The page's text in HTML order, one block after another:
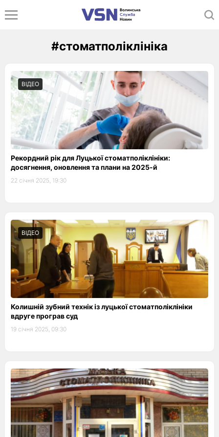
#стоматполіклініка
ВІДЕО
Рекордний рік для Луцької стоматполіклініки:
досягнення, оновлення та плани на 2025-й
22 січня 2025, 19:30
ВІДЕО
Колишній зубний технік із луцької стоматполіклініки
вдруге програв суд
19 січня 2025, 09:30